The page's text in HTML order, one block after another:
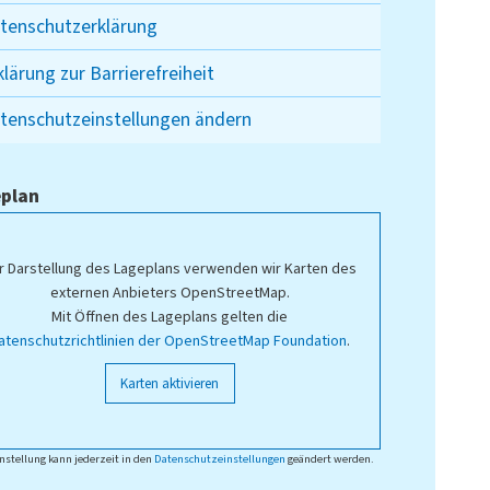
zur Barrierefreiheit
ändern
Darstellung des Lageplans verwenden wir Karten des
externen Anbieters OpenStreetMap.
Mit Öffnen des Lageplans gelten die
der OpenStreetMap Foundation.
Karten aktivieren
kann jederzeit in den Datenschutzeinstellungen geändert werden.